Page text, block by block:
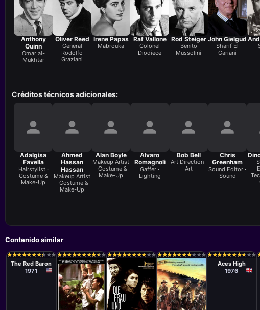
Anthony
Quinn
Omar al-
Mukhtar
Oliver Reed
General
Rodolfo
Graziani
Irene Papas
Mabrouka
Raf Vallone
Colonel
Diodiece
Rod Steiger
Benito
Mussolini
John Gielgud
Sharif El
Gariani
Créditos técnicos adicionales:
Adalgisa
Favella
Hairstylist ·
Costume &
Make-Up
Ahmed
Hassan
Hassan
Makeup Artist
· Costume &
Make-Up
Alan Boyle
Makeup Artist
· Costume &
Make-Up
Alvaro
Romagnoli
Gaffer ·
Lighting
Bob Bell
Art Direction ·
Art
Chris
Greenham
Sound Editor ·
Sound
Contenido similar
★
★★
★★
★★
★★
★★
★★
★★
★★
★★
★
Roger
The Red Baron
1971
★
★★
★★
★★
★★
★★
★★
★★
★★
★★
★★
★★
★★
★★
★★
★★
★★
★★
★★
★★
★★
★★
★★
★★
★★
★★
★★
★★
★★
★★
★★
★★
★★
★★
★★
★★
★★
★★
★★
★★
★
Jack Gold
Aces High
1976